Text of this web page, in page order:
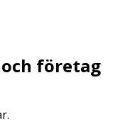
företag